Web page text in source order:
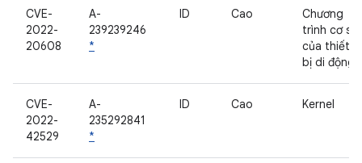
CVE-
2022-
20608
A-
239239246
*
ID Cao
Chương
trình cơ sở
của thiết
bị di động
CVE-
2022-
42529
A-
235292841
*
ID Cao Kernel